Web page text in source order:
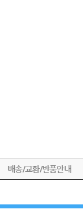
배송/교환/반품안내